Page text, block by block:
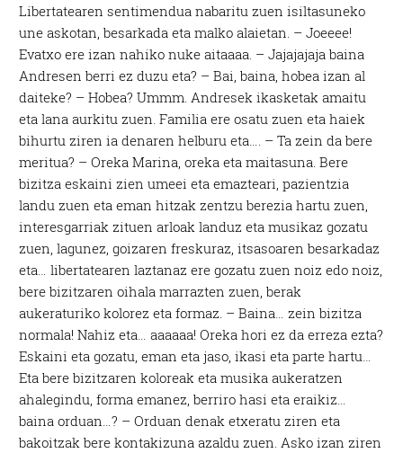
Libertatearen sentimendua nabaritu zuen isiltasuneko
une askotan, besarkada eta malko alaietan. – Joeeee!
Evatxo ere izan nahiko nuke aitaaaa. – Jajajajaja baina
Andresen berri ez duzu eta? – Bai, baina, hobea izan al
daiteke? – Hobea? Ummm. Andresek ikasketak amaitu
eta lana aurkitu zuen. Familia ere osatu zuen eta haiek
bihurtu ziren ia denaren helburu eta…. – Ta zein da bere
meritua? – Oreka Marina, oreka eta maitasuna. Bere
bizitza eskaini zien umeei eta emazteari, pazientzia
landu zuen eta eman hitzak zentzu berezia hartu zuen,
interesgarriak zituen arloak landuz eta musikaz gozatu
zuen, lagunez, goizaren freskuraz, itsasoaren besarkadaz
eta… libertatearen laztanaz ere gozatu zuen noiz edo noiz,
bere bizitzaren oihala marrazten zuen, berak
aukeraturiko kolorez eta formaz. – Baina… zein bizitza
normala! Nahiz eta… aaaaaa! Oreka hori ez da erreza ezta?
Eskaini eta gozatu, eman eta jaso, ikasi eta parte hartu…
Eta bere bizitzaren koloreak eta musika aukeratzen
ahalegindu, forma emanez, berriro hasi eta eraikiz…
baina orduan…? – Orduan denak etxeratu ziren eta
bakoitzak bere kontakizuna azaldu zuen. Asko izan ziren